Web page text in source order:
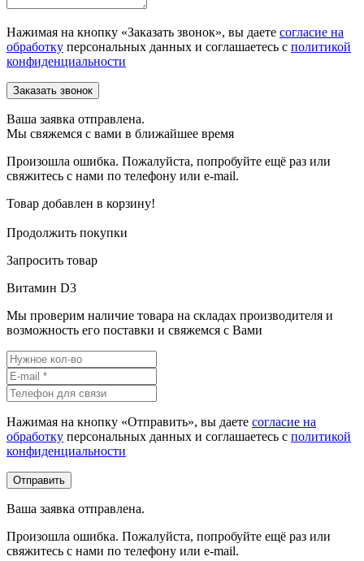
Нажимая на кнопку «Заказать звонок», вы даете согласие на
обработку персональных данных и соглашаетесь c политикой
конфиденциальности
Ваша заявка отправлена.
Мы свяжемся с вами в ближайшее время
Произошла ошибка. Пожалуйста, попробуйте ещё раз или
свяжитесь с нами по телефону или e-mail.
Товар добавлен в корзину!
Продолжить покупки
Запросить товар
Витамин D3
Мы проверим наличие товара на складах производителя и
возможность его поставки и свяжемся с Вами
Нажимая на кнопку «Отправить», вы даете согласие на
обработку персональных данных и соглашаетесь c политикой
конфиденциальности
Ваша заявка отправлена.
Произошла ошибка. Пожалуйста, попробуйте ещё раз или
свяжитесь с нами по телефону или e-mail.